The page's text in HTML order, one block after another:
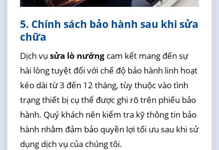
5. Chính sách bảo hành sau khi sửa
chữa
Dịch vụ sửa lò nướngcam kết mang đến sự
hài lòng tuyệt đối với chế độ bảo hành linh hoạt
kéo dài từ 3 đến 12 tháng, tùy thuộc vào tình
trạng thiết bị cụ thể được ghi rõ trên phiếu bảo
hành. Quý khách nên kiểm tra kỹ thông tin bảo
hành nhằm đảm bảo quyền lợi tối ưu sau khi sử
dụng dịch vụ của chúng tôi.